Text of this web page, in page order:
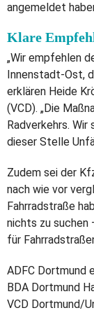
angemeldet
Klare
„Wir empfehlen
Innenstadt-Ost,
erklären Heide
(VCD). „Die
Radverkehrs.
dieser Stelle
Zudem sei der
nach wie vor
Fahrradstraße
nichts zu suchen
für
ADFC Dortmund
BDA Dortmund
VCD Dortmund/